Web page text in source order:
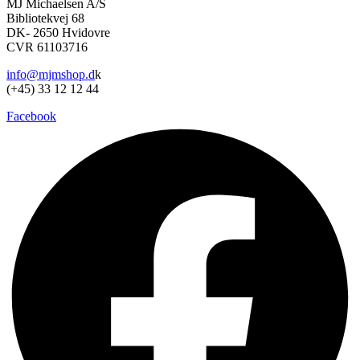
MJ Michaelsen A/S
Bibliotekvej 68
DK- 2650 Hvidovre
CVR 61103716
info@mjmshop.dk
(+45) 33 12 12 44
Facebook